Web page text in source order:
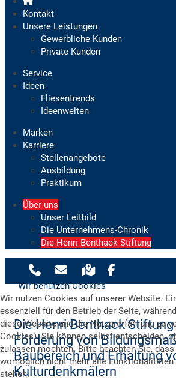
Kontakt
Unsere Leistungen
Gewerbliche Kunden
Private Kunden
Service
Ideen
Fliesentrends
Ideenwelten
Marken
Karriere
Stellenangebote
Ausbildung
Praktikum
Über uns
Unser Leitbild
Die Unternehmens-Chronik
Die Henri Benthack Stiftung
Die Henri Benthack Stiftung
Förderung von
Baubereich und Erhaltung
Kulturdenkmälern
Wir benutzen Cookies
Wir nutzen Cookies auf unserer Website.
essenziell für den Betrieb der Seite,
diese Website und die Nutzererfahrung zu
Cookies). Sie können selbst entscheiden,
zulassen möchten. Bitte beachten Sie,
womöglich nicht mehr alle Funktionalitäten
stehen.